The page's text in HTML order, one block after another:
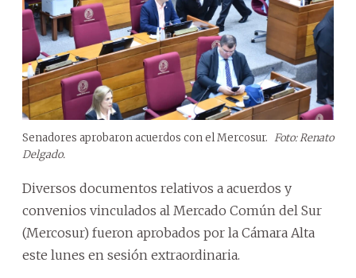
Senadores aprobaron acuerdos con el Mercosur. Foto: Renato
Delgado.
Diversos documentos relativos a acuerdos y
convenios vinculados al Mercado Común del Sur
(Mercosur) fueron aprobados por la Cámara Alta
este lunes en sesión extraordinaria.